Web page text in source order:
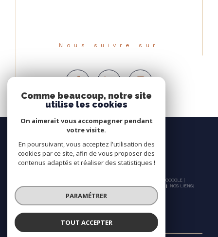
Nous suivre sur
© 2026 | TOUS DROITS RÉSERVÉS | TRADUCTION POWERED BY GOOGLE |
NOS HONORAIRES
PLAN DU SITE MENTIONS LÉGALES ADMIN
NOS LIENS
POLITIQUE RGPD
Comme beaucoup, notre site
utilise les cookies
On aimerait vous accompagner pendant
votre visite.
En poursuivant, vous acceptez l'utilisation des
cookies par ce site, afin de vous proposer des
contenus adaptés et réaliser des statistiques !
PARAMÉTRER
TOUT ACCEPTER